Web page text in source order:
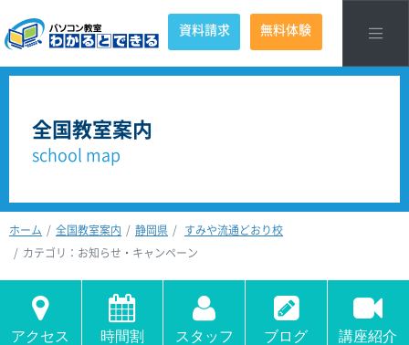
資料請求 無料体験
全国教室案内
school map
ホーム 全国教室案内 静岡県
すみや流通どおり校
カテゴリ：お知らせ・キャンペーン
アクセス 時間割 スタッフ ブログ 講座紹介